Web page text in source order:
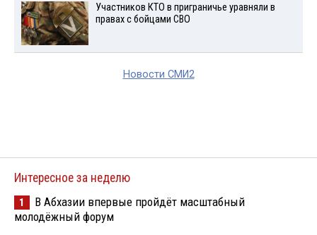
Участников КТО в приграничье уравняли в
правах с бойцами СВО
Новости СМИ2
Интересное за неделю
1
В Абхазии впервые пройдёт масштабный
молодёжный форум